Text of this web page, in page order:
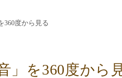
360度から見る
」を360度から